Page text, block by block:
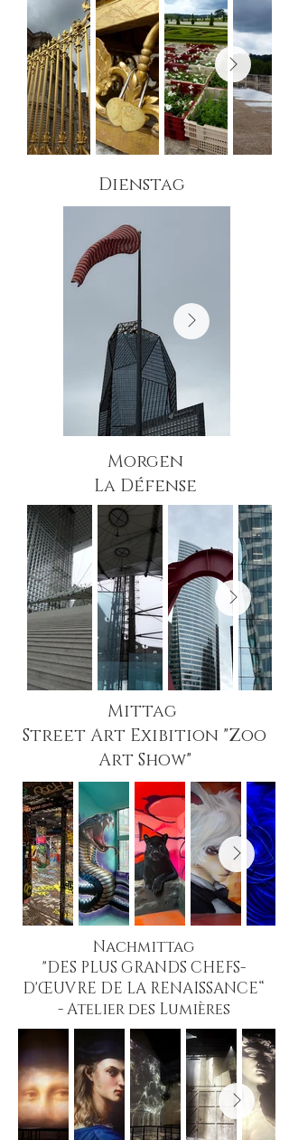
Dienstag
Morgen
La Défense
Mittag
Street Art Exibition "Zoo
Art Show"
Nachmittag
"DES PLUS GRANDS CHEFS-
D'ŒUVRE DE LA RENAISSANCE“
-Atelier des Lumières